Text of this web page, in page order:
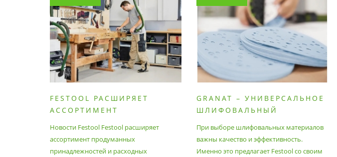
FESTOOL РАСШИРЯЕТ
АССОРТИМЕНТ
ПРИНАДЛЕЖНОСТЕЙ И
РАСХОДНЫХ МАТЕРИАЛОВ
Новости Festool Festool расширяет
ассортимент продуманных
принадлежностей и расходных
GRANAT – УНИВЕРСАЛЬНОЕ
ШЛИФОВАЛЬНЫЙ
При выборе шлифовальных материалов
важны качество и эффективность.
Именно это предлагает Festool со своим